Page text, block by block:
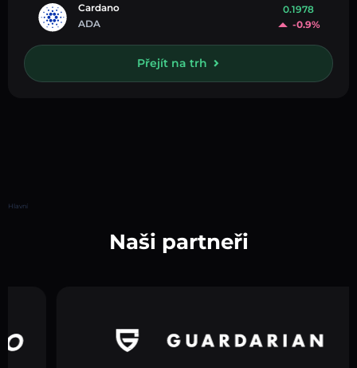
Cardano
ADA
0.1978
-0.9%
Přejít na trh
Hlavní
Naši partneři